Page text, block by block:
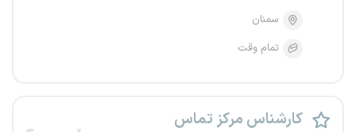
سمنان
تمام وقت
کارشناس مرکز تماس